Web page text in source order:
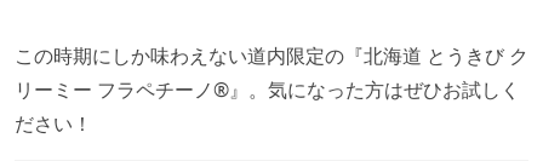
この時期にしか味わえない道内限定の『北海道 とうきび ク
リーミー フラペチーノ®』。気になった方はぜひお試しく
ださい！